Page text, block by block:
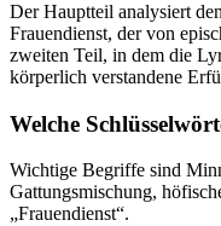
Der Hauptteil analysiert
Frauendienst, der von
zweiten Teil, in dem die
körperlich verstandene
Welche
Wichtige Begriffe sind
Gattungsmischung,
„Frauendienst“.